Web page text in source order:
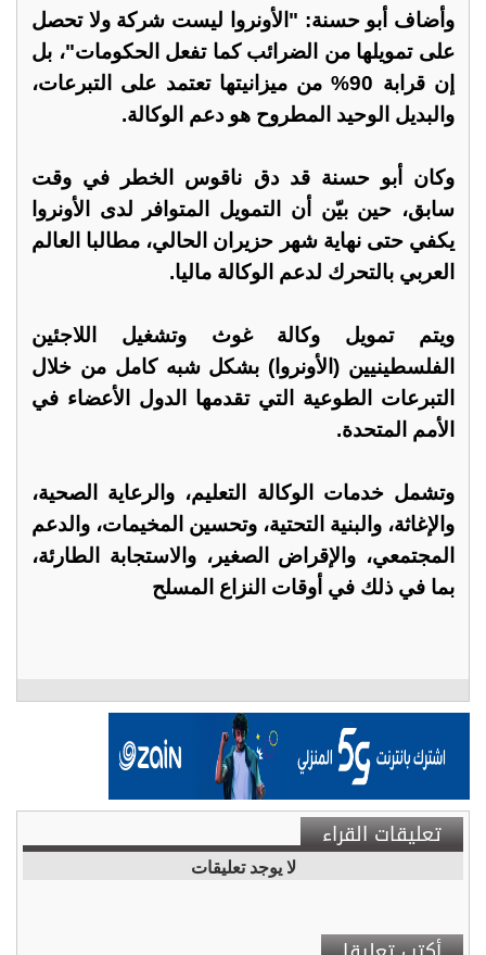
وأضاف أبو حسنة: "الأونروا ليست شركة ولا تحصل
على تمويلها من الضرائب كما تفعل الحكومات"، بل
إن قرابة 90% من ميزانيتها تعتمد على التبرعات،
والبديل الوحيد المطروح هو دعم الوكالة.
وكان أبو حسنة قد دق ناقوس الخطر في وقت
سابق، حين بيّن أن التمويل المتوافر لدى الأونروا
يكفي حتى نهاية شهر حزيران الحالي، مطالبا العالم
العربي بالتحرك لدعم الوكالة ماليا.
ويتم تمويل وكالة غوث وتشغيل اللاجئين
الفلسطينيين (الأونروا) بشكل شبه كامل من خلال
التبرعات الطوعية التي تقدمها الدول الأعضاء في
الأمم المتحدة.
وتشمل خدمات الوكالة التعليم، والرعاية الصحية،
والإغاثة، والبنية التحتية، وتحسين المخيمات، والدعم
المجتمعي، والإقراض الصغير، والاستجابة الطارئة،
بما في ذلك في أوقات النزاع المسلح
تعليقات القراء
لا يوجد تعليقات